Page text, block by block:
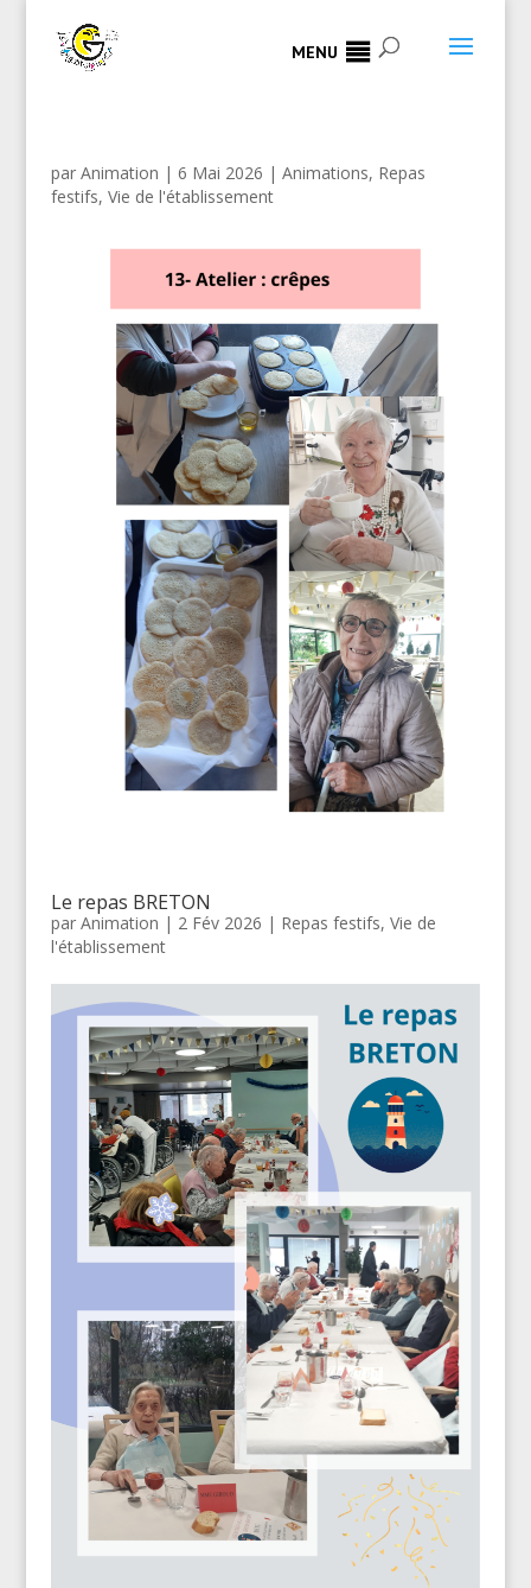
MENU
par Animation | 6 Mai 2026 | Animations, Repas
festifs, Vie de l'établissement
Le repas BRETON
par Animation | 2 Fév 2026 | Repas festifs, Vie de
l'établissement